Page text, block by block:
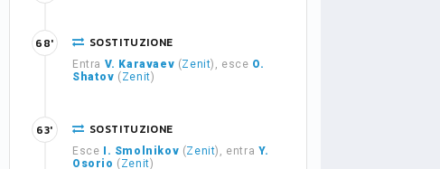
SOSTITUZIONE
Entra V. Karavaev (Zenit), esce O.
Shatov ( Zenit)
68'
SOSTITUZIONE
Esce I. Smolnikov (Zenit), entra Y.
Osorio ( Zenit)
63'